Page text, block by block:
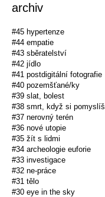
archiv
#45 hypertenze
#44 empatie
#43 sběratelství
#42 jídlo
#41 postdigitální fotografie
#40 pozemšťané/ky
#39 slat, bolest
#38 smrt, když si pomyslíš
#37 nerovný terén
#36 nové utopie
#35 žít s lidmi
#34 archeologie euforie
#33 investigace
#32 ne-práce
#31 tělo
#30 eye in the sky